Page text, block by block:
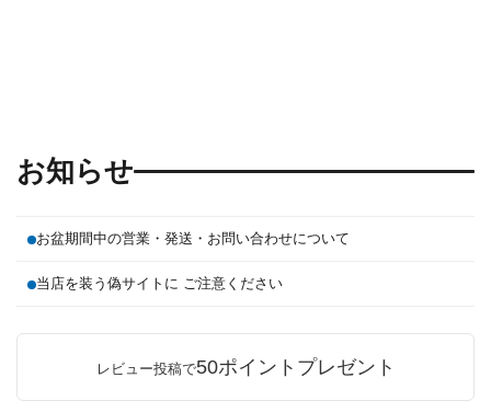
お知らせ
お盆期間中の営業・発送・お問い合わせについて
当店を装う偽サイトに ご注意ください
レビュー投稿で50ポイントプレゼント